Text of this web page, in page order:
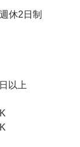
休2日制
以上